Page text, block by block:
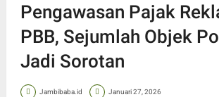
Pengawasan Pajak
PBB, Sejumlah Objek
Jadi Sorotan
Jambibaba.id Januari 27, 2026